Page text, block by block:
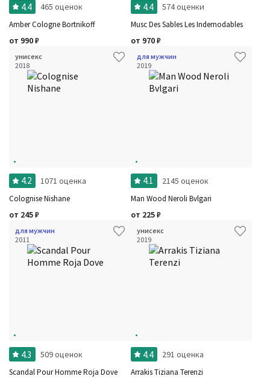
4.4 465 оценок
Amber Cologne Bortnikoff
от 990₽
4.4 574 оценки
Musc Des Sables Les Indemodables
от 970₽
унисекс
2018
4.2 1071 оценка
Colognise Nishane
от 245₽
для мужчин
2019
4.1 2145 оценок
Man Wood Neroli Bvlgari
от 225₽
для мужчин
2011
4.3 509 оценок
Scandal Pour Homme Roja Dove
унисекс
2019
4.4 291 оценка
Arrakis Tiziana Terenzi